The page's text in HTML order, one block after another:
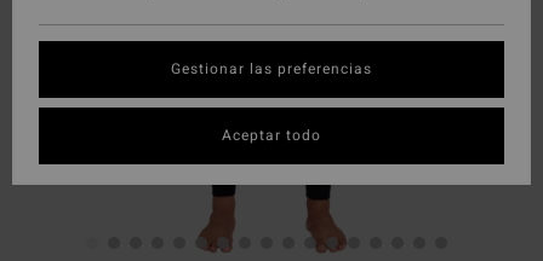
Gestionar las preferencias
Aceptar todo